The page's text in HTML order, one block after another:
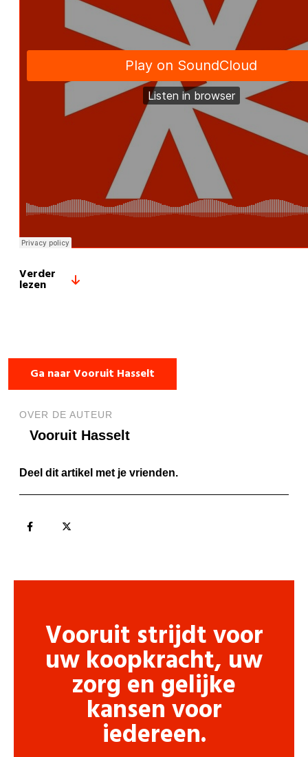
Verder
lezen
Ga naar Vooruit Hasselt
OVER DE AUTEUR
Vooruit Hasselt
Deel dit artikel met je vrienden.
Vooruit strijdt voor
uw koopkracht, uw
zorg en gelijke
kansen voor
iedereen.